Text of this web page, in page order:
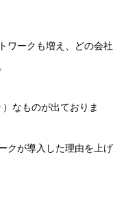
ワークも増え、どの会社
なものが出ておりま
クが導入した理由を上げ